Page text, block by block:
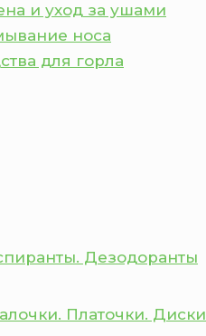
и уход за ушами
носа
для горла
Дезодоранты
Платочки. Диски